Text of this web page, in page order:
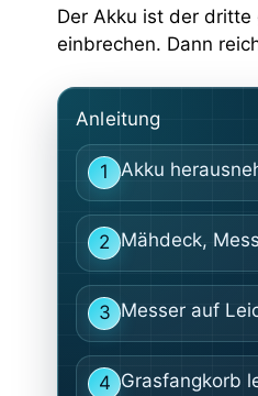
Der Akku ist der
einbrechen. Dann
Anleitung
1 Akku
2 Mähdeck,
3 Messer auf
4 Grasfangkorb